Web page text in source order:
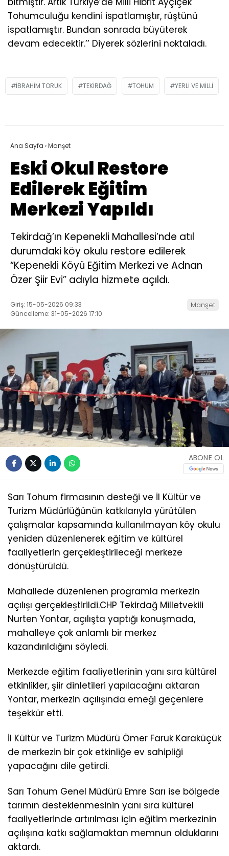
Tohumculuğu kendini ispatlamıştır, rüştünü
ispatlamıştır. Bundan sonrada büyüterek
devam edecektir.’’ Diyerek sözlerini noktaladı.
IBRAHIM TORUK TEKIRDAĞ TOHUM YERLI VE MILLI
Ana Sayfa ›Manşet
Eski Okul Restore
Edilerek Eğitim
Merkezi Yapıldı
Tekirdağ’ın Kepenekli Mahallesi’nde atıl
durumdaki köy okulu restore edilerek
“Kepenekli Köyü Eğitim Merkezi ve Adnan
Özer Şiir Evi” adıyla hizmete açıldı.
Giriş: 15-05-2026 09:33
Güncelleme: 31-05-2026 17:10
Manşet
ABONE OL
Sarı Tohum firmasının desteği ve İl Kültür ve
Turizm Müdürlüğünün katkılarıyla yürütülen
çalışmalar kapsamında kullanılmayan köy okulu
yeniden düzenlenerek eğitim ve kültürel
faaliyetlerin gerçekleştirileceği merkeze
dönüştürüldü.
Mahallede düzenlenen programla merkezin
açılışı gerçekleştirildi.CHP Tekirdağ Milletvekili
Nurten Yontar, açılışta yaptığı konuşmada,
mahalleye çok anlamlı bir merkez
kazandırıldığını söyledi.
Merkezde eğitim faaliyetlerinin yanı sıra kültürel
etkinlikler, şiir dinletileri yapılacağını aktaran
Yontar, merkezin açılışında emeği geçenlere
teşekkür etti.
İl Kültür ve Turizm Müdürü Ömer Faruk Karaküçük
de merkezin bir çok etkinliğe ev sahipliği
yapacağını dile getirdi.
Sarı Tohum Genel Müdürü Emre Sarı ise bölgede
tarımın desteklenmesinin yanı sıra kültürel
faaliyetlerinde artırılması için eğitim merkezinin
açılışına katkı sağlamaktan memnun olduklarını
aktardı.